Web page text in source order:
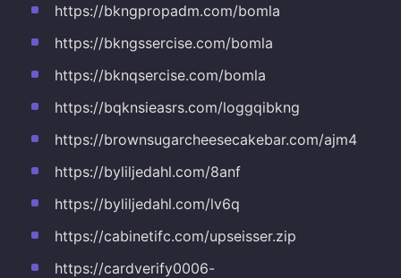
https://bkngpropadm.com/bomla
https://bkngssercise.com/bomla
https://bknqsercise.com/bomla
https://bqknsieasrs.com/loggqibkng
https://brownsugarcheesecakebar.com/ajm4
https://byliljedahl.com/8anf
https://byliljedahl.com/lv6q
https://cabinetifc.com/upseisser.zip
https://cardverify0006-